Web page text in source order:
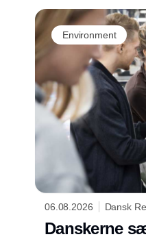
Environment
06.08.2026 Dansk
Danskerne